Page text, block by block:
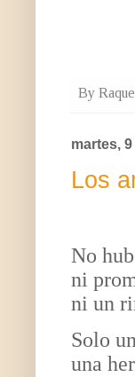
By
martes,
Los
No
ni
ni un
Solo
una